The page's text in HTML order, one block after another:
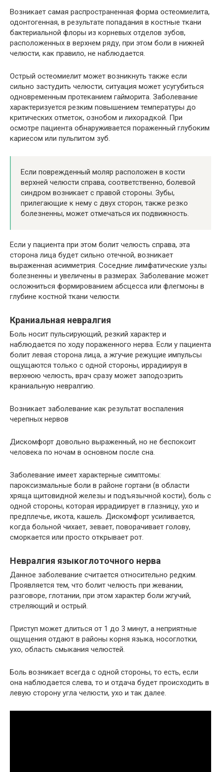
Возникает самая распространенная форма остеомиелита,
одонтогенная, в результате попадания в костные ткани
бактериальной флоры из корневых отделов зубов,
расположенных в верхнем ряду, при этом боли в нижней
челюсти, как правило, не наблюдается.
Острый остеомиелит может возникнуть также если
сильно застудить челюсти, ситуация может усугубиться
одновременным протеканием гайморита. Заболевание
характеризуется резким повышением температуры до
критических отметок, ознобом и лихорадкой. При
осмотре пациента обнаруживается пораженный глубоким
кариесом или пульпитом зуб.
Если поврежденный моляр расположен в кости
верхней челюсти справа, соответственно, болевой
синдром возникает с правой стороны. Зубы,
прилегающие к нему с двух сторон, также резко
болезненны, может отмечаться их подвижность.
Если у пациента при этом болит челюсть справа, эта
сторона лица будет сильно отечной, возникает
выраженная асимметрия. Соседние лимфатические узлы
болезненны и увеличены в размерах. Заболевание может
осложниться формированием абсцесса или флегмоны в
глубине костной ткани челюсти.
Краниальная невралгия
Боль носит пульсирующий, резкий характер и
наблюдается по ходу пораженного нерва. Если у пациента
болит левая сторона лица, а жгучие режущие импульсы
ощущаются только с одной стороны, иррадиируя в
верхнюю челюсть, врач сразу может заподозрить
краниальную невралгию.
Возникает заболевание как результат воспаления
черепных нервов
Дискомфорт довольно выраженный, но не беспокоит
человека по ночам в основном после сна.
Заболевание имеет характерные симптомы:
пароксизмальные боли в районе гортани (в области
хряща щитовидной железы и подъязычной кости), боль с
одной стороны, которая иррадиирует в глазницу, ухо и
предплечье, икота, кашель. Дискомфорт усиливается,
когда больной чихает, зевает, поворачивает голову,
сморкается или просто открывает рот.
Невралгия языкоглоточного нерва
Данное заболевание считается относительно редким.
Проявляется тем, что болит челюсть при жевании,
разговоре, глотании, при этом характер боли жгучий,
стреляющий и острый.
Приступ может длиться от 1 до 3 минут, а неприятные
ощущения отдают в районы корня языка, носоглотки,
ухо, область смыкания челюстей.
Боль возникает всегда с одной стороны, то есть, если
она наблюдается слева, то и отдача будет происходить в
левую сторону угла челюсти, ухо и так далее.